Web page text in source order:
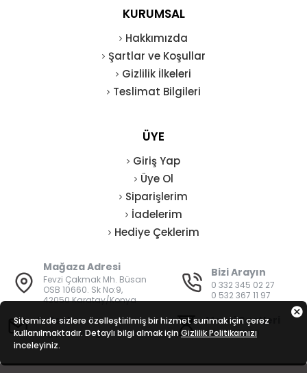
KURUMSAL
Hakkımızda
Şartlar ve Koşullar
Gizlilik İlkeleri
Teslimat Bilgileri
ÜYE
Giriş Yap
Üye Ol
Siparişlerim
İadelerim
Hediye Çeklerim
Mağaza Adresi
Fevzi Çakmak Mh. Büsan
OSB 10660. Sk No:9,
42050 Karatay/Konya
Bizi Arayın
0 332 345 02 27
0 532 367 11 97
E-Posta
bilgi@vatanisguvenligi.com
Mesai Saatleri
08:00 - 19:00
Sitemizde sizlere özelleştirilmiş bir hizmet sunmak için çerez
kullanılmaktadır. Detaylı bilgi almak için Gizlilik Politikamızı
inceleyiniz.